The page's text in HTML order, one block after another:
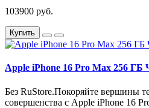
103900 руб.
Купить
Apple iPhone 16 Pro Max 256 ГБ
Без RuStore.Покоряйте вершины
совершенства с Apple iPhone 16